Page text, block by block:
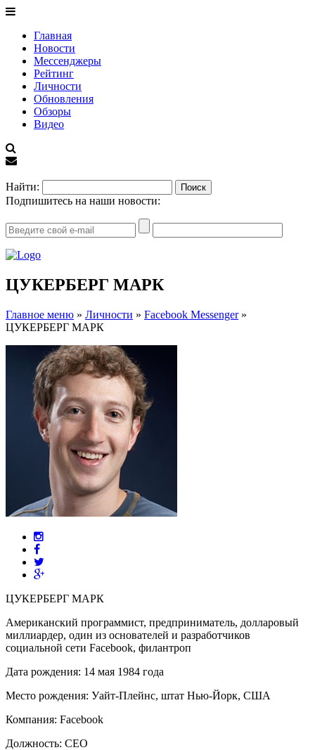
Главная
Новости
Мессенджеры
Рейтинг
Личности
Обновления
Обзоры
Видео
Найти:
Подпишитесь на наши новости:
ЦУКЕРБЕРГ МАРК
Главное меню » Личности » Facebook Messenger»
ЦУКЕРБЕРГ МАРК
ЦУКЕРБЕРГ МАРК
Американский программист, предприниматель, долларовый
миллиардер, один из основателей и разработчиков
социальной сети Facebook, филантроп
Дата рождения: 14 мая 1984 года
Место рождения: Уайт-Плейнс, штат Нью-Йорк, США
Компания: Facebook
Должность: CEO